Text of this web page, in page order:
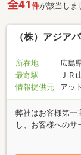
全41 件が該当しま
（株）アジア
所在地
広島
最寄駅
ＪＲ
情報提供元
アッ
弊社はお客様第一
し、お客様へのサ
業者のご紹介ま